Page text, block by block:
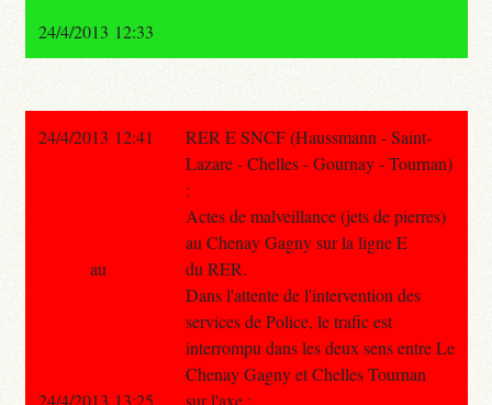
24/4/2013 12:33
24/4/2013 12:41
RER E SNCF (Haussmann - Saint-
Lazare - Chelles - Gournay - Tournan)
:
Actes de malveillance (jets de pierres)
au Chenay Gagny sur la ligne E
du RER.
Dans l'attente de l'intervention des
services de Police, le trafic est
interrompu dans les deux sens entre Le
Chenay Gagny et Chelles Tournan
sur l'axe :
au
24/4/2013 13:25